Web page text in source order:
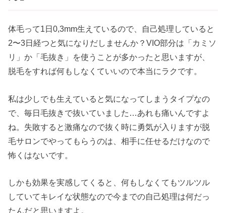
体毛って1日0,3mm生えているので、自己処理していると
2〜3日経つと気になりだしませんか？VIO部分は「カミソ
リ」か「毛抜き」を使うことが多かったと思いますが、
脱毛をすれば何もしなくていいので本当にラクです。
私は少しでも生えていると気になってしまうタイプなの
で、毎日毛抜きで抜いていました…あれも痛いんですよ
ね。失敗すると激痛なので抜く時に勇気が入りますが脱
毛サロンでやってもらうのは、相手に任せるだけなので
怖くはないです。
しかも効果を実感してくると、何もしなくてもツルツル
していてキレイな状態なので今までの自己処理は何だっ
たんだと思いますよ。